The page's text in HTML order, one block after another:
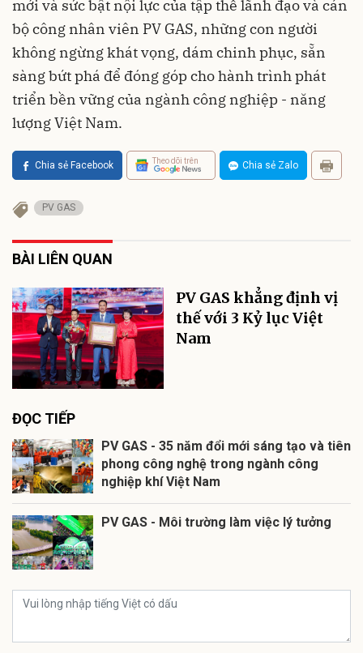
mới và sức bật nội lực của tập thể lãnh đạo và cán
bộ công nhân viên PV GAS, những con người
không ngừng khát vọng, dám chinh phục, sẵn
sàng bứt phá để đóng góp cho hành trình phát
triển bền vững của ngành công nghiệp - năng
lượng Việt Nam.
Chia sẻ Facebook Theo dõi trên Chia sẻ Zalo
PV GAS
BÀI LIÊN QUAN
PV GAS khẳng định vị
thế với 3 Kỷ lục Việt
Nam
ĐỌC TIẾP
PV GAS - 35 năm đổi mới sáng tạo và tiên
phong công nghệ trong ngành công
nghiệp khí Việt Nam
PV GAS - Môi trường làm việc lý tưởng